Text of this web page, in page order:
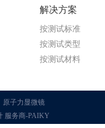
解决方案
按测试标准
按测试类型
按测试材料
原子力显微镜
服务商-PAIKY